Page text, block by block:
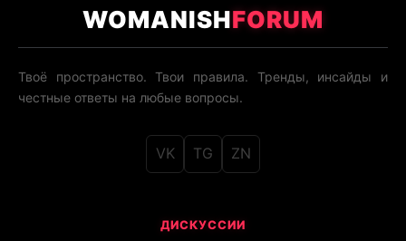
WOMANISHFORUM
Твоё пространство. Твои правила. Тренды, инсайды и
честные ответы на любые вопросы.
VK TG ZN
ДИСКУССИИ